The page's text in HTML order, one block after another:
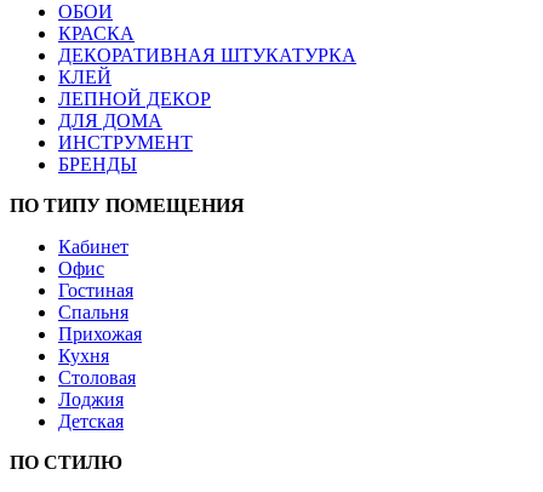
ОБОИ
КРАСКА
ДЕКОРАТИВНАЯ ШТУКАТУРКА
КЛЕЙ
ЛЕПНОЙ ДЕКОР
ДЛЯ ДОМА
ИНСТРУМЕНТ
БРЕНДЫ
ПО ТИПУ ПОМЕЩЕНИЯ
Кабинет
Офис
Гостиная
Спальня
Прихожая
Кухня
Столовая
Лоджия
Детская
ПО СТИЛЮ